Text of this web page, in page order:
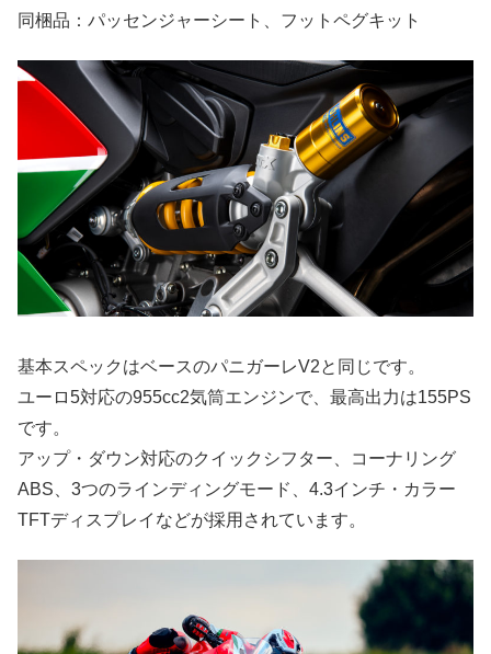
同梱品：パッセンジャーシート、フットペグキット
基本スペックはベースのパニガーレV2と同じです。
ユーロ5対応の955cc2気筒エンジンで、最高出力は155PS
です。
アップ・ダウン対応のクイックシフター、コーナリング
ABS、3つのラインディングモード、4.3インチ・カラー
TFTディスプレイなどが採用されています。